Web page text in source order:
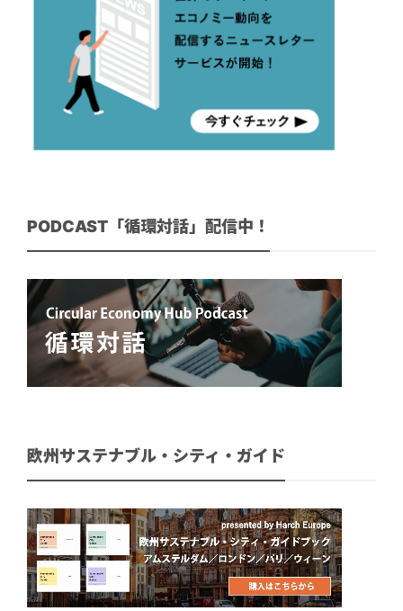
PODCAST「循環対話」配信中！
欧州サステナブル・シティ・ガイド